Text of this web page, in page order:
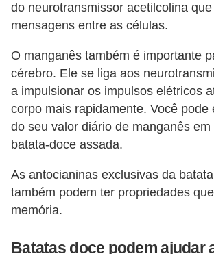
do neurotransmissor acetilcolina
mensagens entre as células.
O manganês também é importante
cérebro. Ele se liga aos
a impulsionar os impulsos elétricos
corpo mais rapidamente. Você pode
do seu valor diário de manganês
batata-doce assada.
As antocianinas exclusivas da
também podem ter propriedades
memória.
Batatas doce podem ajudar